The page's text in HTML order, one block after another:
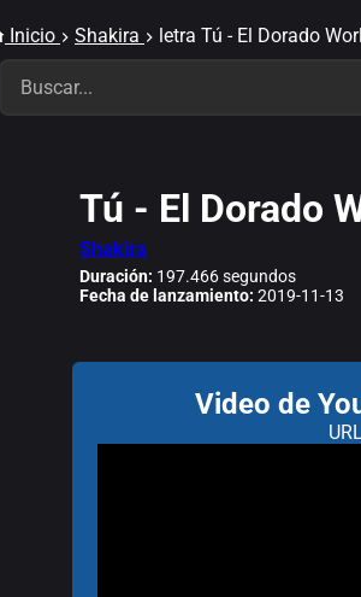
Inicio Shakira letra Tú - El Dorado
Tú - El Dorado
Shakira
Duración: 197.466 segundos
Fecha de lanzamiento: 2019-11-13
Video de